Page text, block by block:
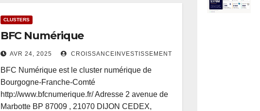
CLUSTERS
BFC Numérique
AVR 24, 2025 CROISSANCEINVESTISSEMENT
BFC Numérique est le cluster numérique de
Bourgogne-Franche-Comté
http://www.bfcnumerique.fr/ Adresse 2 avenue de
Marbotte BP 87009 , 21070 DIJON CEDEX,